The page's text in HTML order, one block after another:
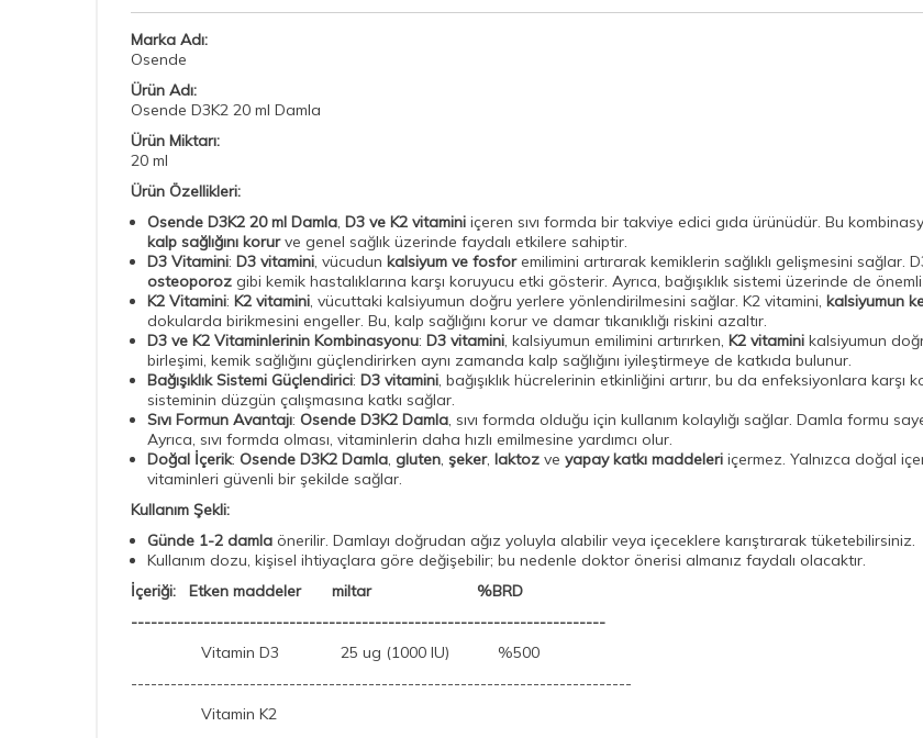
Marka Adı:
Osende
Ürün Adı:
Osende D3K2 20 ml Damla
Ürün Miktarı:
20 ml
Ürün Özellikleri:
Osende D3K2 20 ml Damla D3 ve K2 vitamini içeren sıvı formda bir takviye edici gıda ürünüdür. Bu
kalp sağlığını korurve genel sağlık üzerinde faydalı etkilere sahiptir.
D3 Vitamini: D3 vitamini , vücudun kalsiyum ve fosforemilimini artırarak kemiklerin sağlıklı gelişmesini sağlar.
osteoporoz gibi kemik hastalıklarına karşı koruyucu etki gösterir. Ayrıca, bağışıklık sistemi üzerinde de
K2 Vitamini: K2 vitamini , vücuttaki kalsiyumun doğru yerlere yönlendirilmesini sağlar. K2 vitamini, kalsiyumun
dokularda birikmesini engeller. Bu, kalp sağlığını korur ve damar tıkanıklığı riskini azaltır.
D3 ve K2 Vitaminlerinin Kombinasyonu: D3 vitamini , kalsiyumun emilimini artırırken, K2 vitamini kalsiyumun
birleşimi, kemik sağlığını güçlendirirken aynı zamanda kalp sağlığını iyileştirmeye de katkıda bulunur.
Bağışıklık Sistemi Güçlendirici: D3 vitamini , bağışıklık hücrelerinin etkinliğini artırır, bu da enfeksiyonlara karşı
sisteminin düzgün çalışmasına katkı sağlar.
Sıvı Formun Avantajı: Osende D3K2 Damla , sıvı formda olduğu için kullanım kolaylığı sağlar. Damla formu
Ayrıca, sıvı formda olması, vitaminlerin daha hızlı emilmesine yardımcı olur.
Doğal İçerik: Osende D3K2 Damla gluten şeker, laktoz ve yapay katkı maddeleri içermez. Yalnızca doğal
vitaminleri güvenli bir şekilde sağlar.
Kullanım Şekli:
Günde 1-2 damla önerilir. Damlayı doğrudan ağız yoluyla alabilir veya içeceklere karıştırarak tüketebilirsiniz.
Kullanım dozu, kişisel ihtiyaçlara göre değişebilir; bu nedenle doktor önerisi almanız faydalı olacaktır.
İçeriği: Etken maddeler miltar %BRD
------------------------------------------------------------------------
Vitamin D3 25 ug (1000 IU) %500
----------------------------------------------------------------------------
Vitamin K2